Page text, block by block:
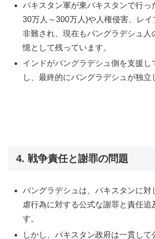
パキスタン軍が東パキスタンで行っ
30万人～300万人)や人権侵害、レイ
非難され、現在もバングラデシュ人
憶として残っています。
インドがバングラデシュ側を支援し
し、最終的にバングラデシュが独立
4. 戦争責任と謝罪の問題
バングラデシュは、パキスタンに対
虐行為に対する公式な謝罪と責任追
す。
しかし、パキスタン政府は一貫して